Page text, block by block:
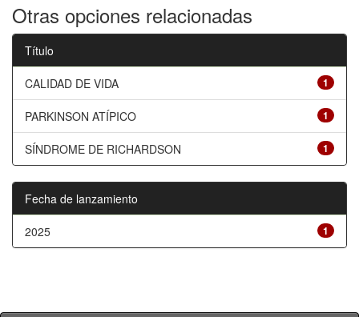
Otras opciones relacionadas
Título
1
CALIDAD DE VIDA
1
PARKINSON ATÍPICO
1
SÍNDROME DE RICHARDSON
Fecha de lanzamiento
1
2025